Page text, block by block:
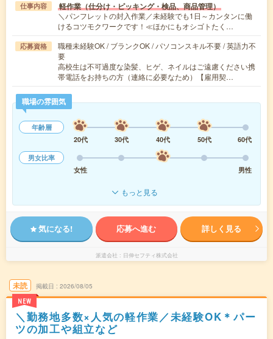
仕事内容 軽作業（仕分け・ピッキング・検品、商品管理）
＼パンフレットの封入作業／未経験でも1日～カンタンに働
けるコツモクワークです！≪ほかにもオシゴトたく…
応募資格
職種未経験OK / ブランクOK / パソコンスキル不要 / 英語力不
要
高校生は不可過度な染髪、ヒゲ、ネイルはご遠慮ください携
帯電話をお持ちの方（連絡に必要なため）【雇用契…
職場の雰囲気
年齢層
20代
30代 40代 50代
60代
男女比率
女性
男性
もっと見る
気になる! 応募へ進む 詳しく見る
派遣会社 日伸セフティ株式会社
未読
NEW
掲載日 2026/08/05
＼勤務地多数×人気の軽作業／未経験OK＊パー
ツの加工や組立など